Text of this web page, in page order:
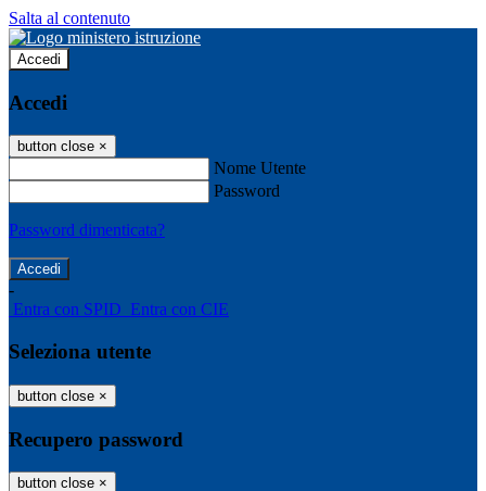
Salta al contenuto
Accedi
Accedi
button close ×
Nome Utente
Password
Password dimenticata?
-
Entra con SPID Entra con CIE
Seleziona utente
button close ×
Recupero password
button close ×